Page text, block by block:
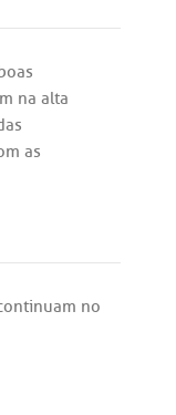
na alta
as
no